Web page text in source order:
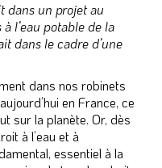
dans un projet au
à l’eau potable de la
dans le cadre d’une
dans nos robinets
en France, ce
sur la planète. Or, dès
à l’eau et à
essentiel à la